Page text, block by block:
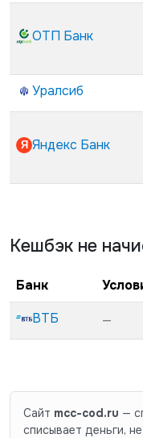
ОТП Банк
Уралсиб
Яндекс Банк
Кешбэк не
Банк
ВТБ
—
Сайт mcc-cod.ru —
списывает деньги,